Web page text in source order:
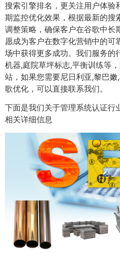
搜索引擎排名，更关注用户体验
期监控优化效果，根据最新的搜
调整策略，确保客户在谷歌中长
愿成为客户在数字化营销中的可
场中获得更多成功。我们服务的
机器,庭院草坪标志,平衡训练等
站，如果您需要尼日利亚,黎巴
歌优化，可以直接联系我们。
下面是我们关于管理系统认证行
相关详细信息